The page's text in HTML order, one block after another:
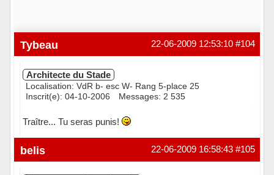
#104
22-06-2009 12:53:10
Tybeau
Architecte du Stade
Localisation: VdR b- esc W- Rang 5-place 25
Inscrit(e): 04-10-2006
Messages: 2 535
Traître... Tu seras punis!
Hors ligne #105
22-06-2009 16:58:43
belis